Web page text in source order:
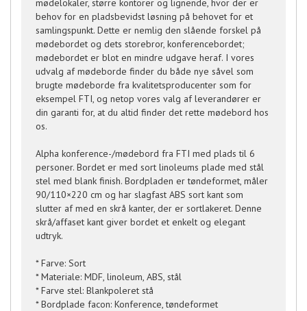
mødelokaler, større kontorer og lignende, hvor der er
behov for en pladsbevidst løsning på behovet for et
samlingspunkt. Dette er nemlig den slående forskel på
mødebordet og dets storebror, konferencebordet;
mødebordet er blot en mindre udgave heraf. I vores
udvalg af mødeborde finder du både nye såvel som
brugte mødeborde fra kvalitetsproducenter som for
eksempel FTI, og netop vores valg af leverandører er
din garanti for, at du altid finder det rette mødebord hos
os.
Alpha konference-/mødebord fra FTI med plads til 6
personer. Bordet er med sort linoleums plade med stål
stel med blank finish. Bordpladen er tøndeformet, måler
90/110×220 cm og har slagfast ABS sort kant som
slutter af med en skrå kanter, der er sortlakeret. Denne
skrå/affaset kant giver bordet et enkelt og elegant
udtryk.
* Farve: Sort
* Materiale: MDF, linoleum, ABS, stål
* Farve stel: Blankpoleret stå
* Bordplade facon: Konference, tøndeformet